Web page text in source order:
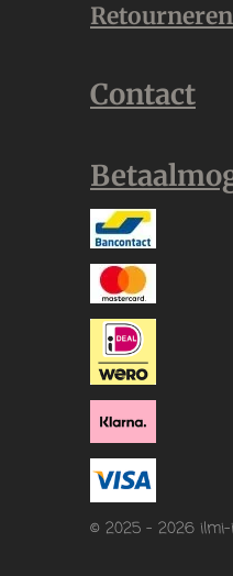
Retourneren
Contact
© 2025 - 2026 ilmi-